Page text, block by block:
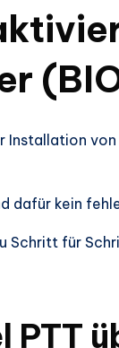
Installation von
dafür kein
Schritt für
PTT